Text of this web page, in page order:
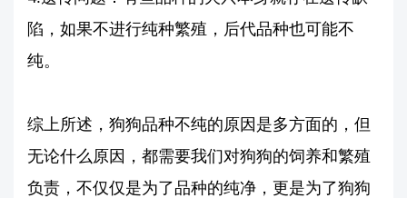
陷，如果不进行纯种繁殖，后代品种也可能不
纯。
综上所述，狗狗品种不纯的原因是多方面的，但
无论什么原因，都需要我们对狗狗的饲养和繁殖
负责，不仅仅是为了品种的纯净，更是为了狗狗